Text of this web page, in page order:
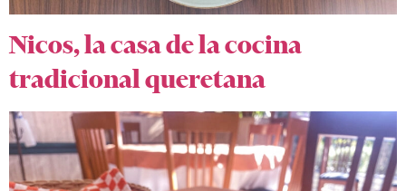
Nicos, la casa de la cocina
tradicional queretana